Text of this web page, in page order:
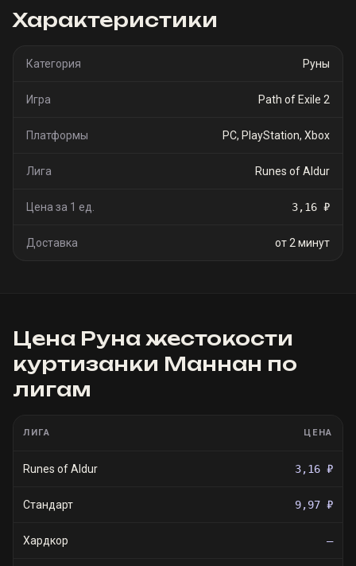
Характеристики
Категория Руны
Игра Path of Exile 2
Платформы PC, PlayStation, Xbox
Лига Runes of Aldur
Цена за 1 ед. 3,16 ₽
Доставка от 2 минут
Цена Руна жестокости
куртизанки Маннан по
лигам
ЛИГА ЦЕНА
Runes of Aldur 3,16 ₽
Стандарт 9,97 ₽
Хардкор —